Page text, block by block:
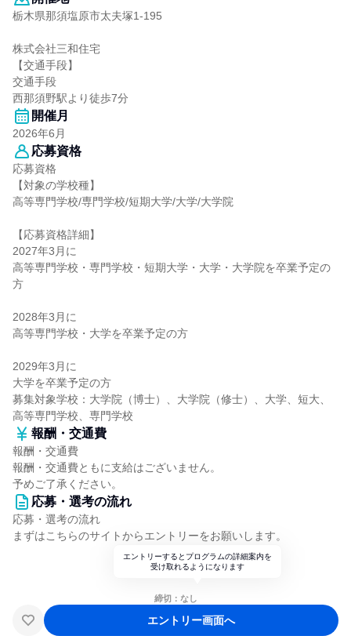
栃木県那須塩原市太夫塚1-195
株式会社三和住宅
【交通手段】
交通手段
西那須野駅より徒歩7分
開催月
2026年6月
応募資格
応募資格
【対象の学校種】
高等専門学校/専門学校/短期大学/大学/大学院
【応募資格詳細】
2027年3月に
高等専門学校・専門学校・短期大学・大学・大学院を卒業予定の
方
2028年3月に
高等専門学校・大学を卒業予定の方
2029年3月に
大学を卒業予定の方
募集対象学校：大学院（博士）、大学院（修士）、大学、短大、
高等専門学校、専門学校
報酬・交通費
報酬・交通費
報酬・交通費ともに支給はございません。
予めご了承ください。
応募・選考の流れ
応募・選考の流れ
まずはこちらのサイトからエントリーをお願いします。
エントリーするとプログラムの詳細案内を
受け取れるようになります
締切：なし
エントリー画面へ